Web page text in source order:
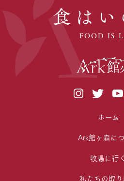
食はい
FOOD IS
ホーム
Ark館ヶ森に
牧場に行く
私たちの取